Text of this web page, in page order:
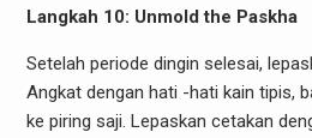
Langkah 10: Unmold the Paskha
Setelah periode dingin selesai,
Angkat dengan hati -hati kain tipis,
ke piring saji. Lepaskan cetakan